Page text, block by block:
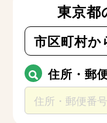
東京都
市区町村か
千代田区
中央区
港区
新宿区
文京区
住所・郵